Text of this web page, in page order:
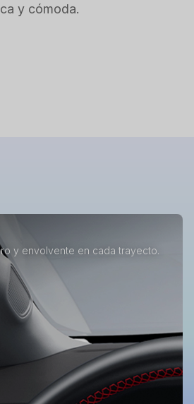
y cómoda.
y envolvente en cada trayecto.